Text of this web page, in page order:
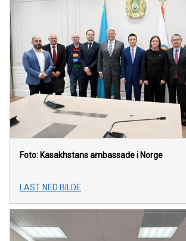
Foto: Kasakhstans ambassade i Norge
LAST NED BILDE